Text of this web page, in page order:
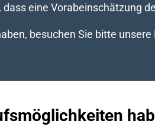
dass eine Vorabeinschätzung
besuchen Sie bitte unsere